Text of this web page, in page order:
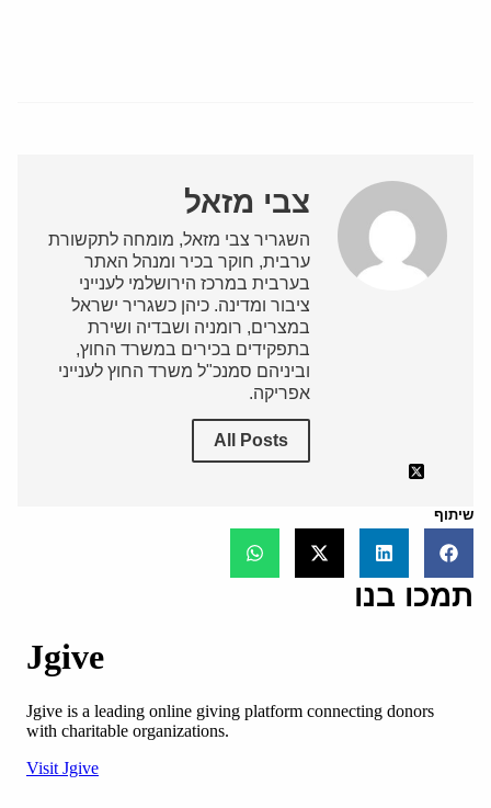
צבי מזאל
השגריר צבי מזאל, מומחה לתקשורת
ערבית, חוקר בכיר ומנהל האתר
בערבית במרכז הירושלמי לענייני
ציבור ומדינה. כיהן כשגריר ישראל
במצרים, רומניה ושבדיה ושירת
בתפקידים בכירים במשרד החוץ,
וביניהם סמנכ"ל משרד החוץ לענייני
אפריקה.
All Posts
שיתוף
תמכו בנו